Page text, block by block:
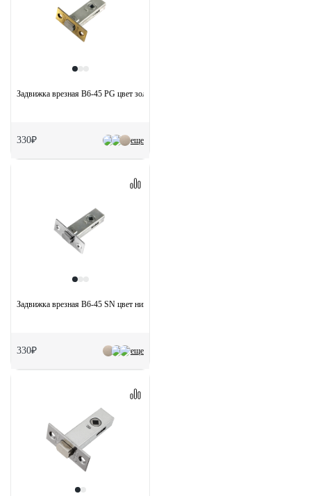
еще
Задвижка врезная B6-45 PG цвет золото
330₽
еще
Задвижка врезная B6-45 SN цвет никель матовый
330₽